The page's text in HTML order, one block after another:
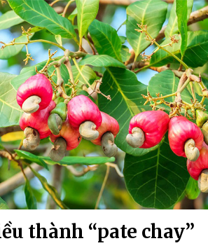
thành “pate chay”